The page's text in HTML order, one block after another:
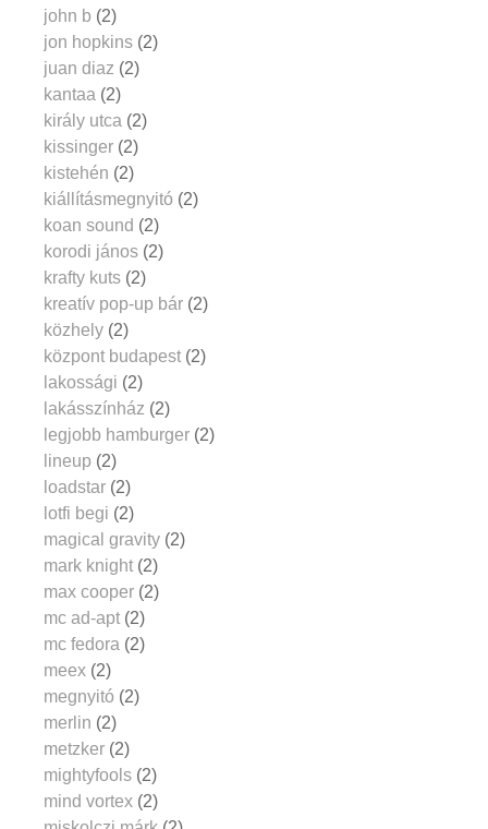
john b (2)
jon hopkins (2)
juan diaz (2)
kantaa (2)
király utca (2)
kissinger (2)
kistehén (2)
kiállításmegnyitó (2)
koan sound (2)
korodi jános (2)
krafty kuts (2)
kreatív pop-up bár (2)
közhely (2)
központ budapest (2)
lakossági (2)
lakásszínház (2)
legjobb hamburger (2)
lineup (2)
loadstar (2)
lotfi begi (2)
magical gravity (2)
mark knight (2)
max cooper (2)
mc ad-apt (2)
mc fedora (2)
meex (2)
megnyitó (2)
merlin (2)
metzker (2)
mightyfools (2)
mind vortex (2)